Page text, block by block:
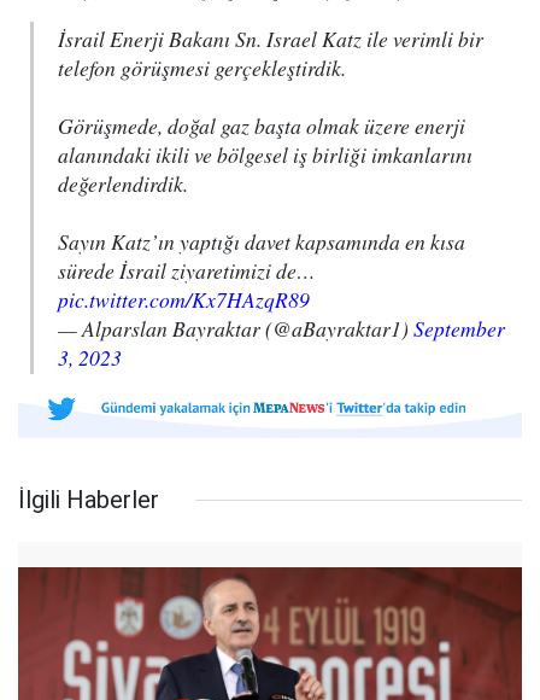
İsrail Enerji Bakanı Sn. Israel Katz ile verimli bir
telefon görüşmesi gerçekleştirdik.
Görüşmede, doğal gaz başta olmak üzere enerji
alanındaki ikili ve bölgesel iş birliği imkanlarını
değerlendirdik.
Sayın Katz’ın yaptığı davet kapsamında en kısa
sürede İsrail ziyaretimizi de…
pic.twitter.com/Kx7HAzqR89
— Alparslan Bayraktar (@aBayraktar1) September
3, 2023
İlgili Haberler